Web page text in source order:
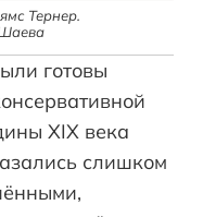
Тернер.
готовы
XIX века
слишком